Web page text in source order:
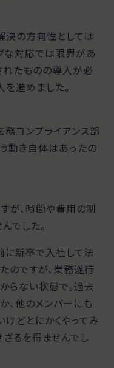
決の方向性としては
な対応では限界があ
れたものの導入が必
を進めました。
務コンプライアンス部
動き自体はあったの
が、時間や費用の制
でした。
新卒で入社して法
のですが、業務遂行
らない状態で。過去
、他のメンバーにも
けどとにかくやってみ
ざるを得ませんでし